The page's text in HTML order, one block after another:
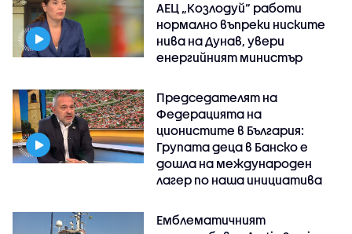
АЕЦ „Козлодуй“ работи
нормално въпреки ниските
нива на Дунав, увери
енергийният министър
Председателят на
Федерацията на
ционистите в България:
Групата деца в Банско е
дошла на международен
лагер по наша инициатива
Емблематичният